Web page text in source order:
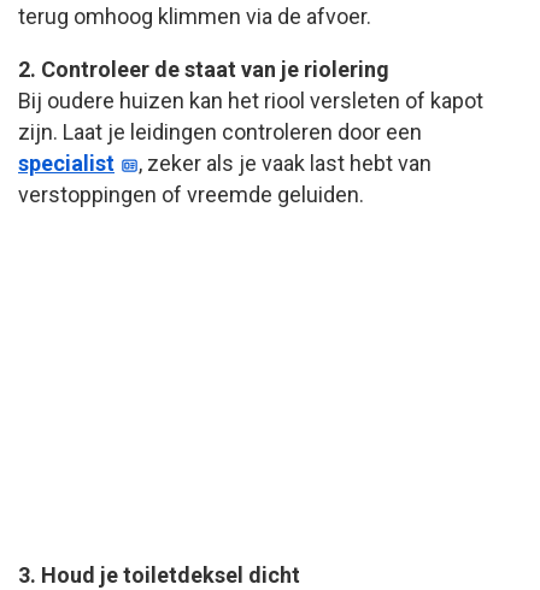
terug omhoog klimmen via de afvoer.
2. Controleer de staat van je riolering
Bij oudere huizen kan het riool versleten of kapot
zijn. Laat je leidingen controleren door een
specialist
, zeker als je vaak last hebt van
verstoppingen of vreemde geluiden.
3. Houd je toiletdeksel dicht